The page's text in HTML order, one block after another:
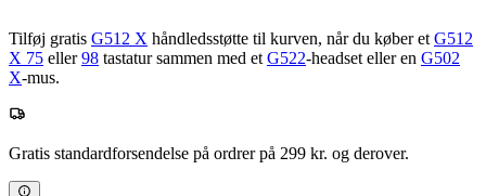
Tilføj gratis G512 X håndledsstøtte til kurven, når du køber et G512
X 75 eller98 tastatur sammen med et G522-headset eller en G502
X-mus.
Gratis standardforsendelse på ordrer på 299 kr. og derover.